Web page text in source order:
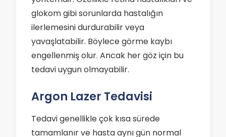
glokom gibi sorunlarda hastalığın
ilerlemesini durdurabilir veya
yavaşlatabilir. Böylece görme kaybı
engellenmiş olur. Ancak her göz için bu
tedavi uygun olmayabilir.
Argon Lazer Tedavisi
Tedavi genellikle çok kısa sürede
tamamlanır ve hasta aynı gün normal